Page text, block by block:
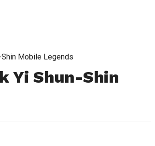
Mobile Legends
Yi Shun-Shin